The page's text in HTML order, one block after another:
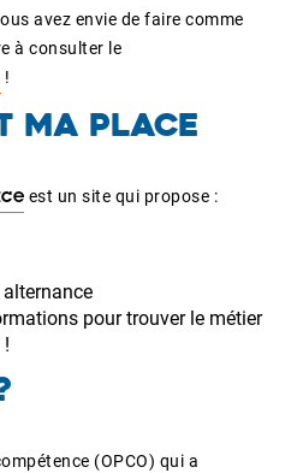
avez envie de faire comme
à consulter le
!
MA PLACE
est un site qui propose :
pour trouver le métier
(OPCO) qui a